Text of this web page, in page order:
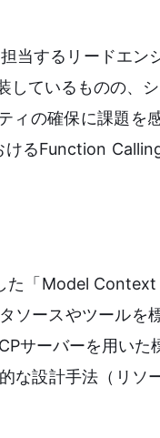
当するリードエン
ているものの、
ィの確保に課題を
るFunction
「Model
ソースやツールを
サーバーを用いた
な設計手法（リソ